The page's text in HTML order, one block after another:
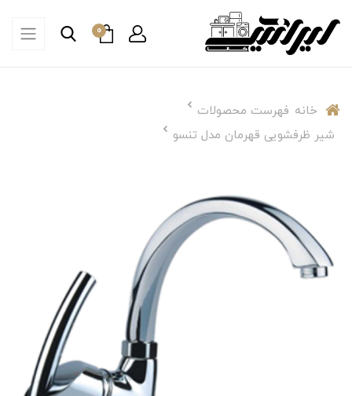
0
خانه فهرست محصولات
شیر ظرفشویی قهرمان مدل تنسو